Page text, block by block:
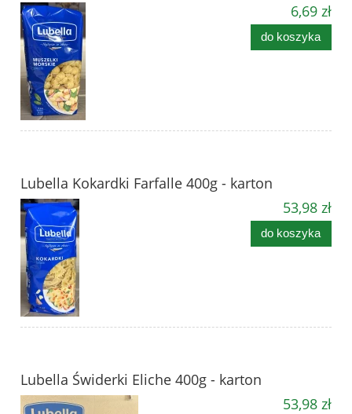
6,69 zł
do koszyka
Lubella Kokardki Farfalle 400g - karton
53,98 zł
do koszyka
Lubella Świderki Eliche 400g - karton
53,98 zł